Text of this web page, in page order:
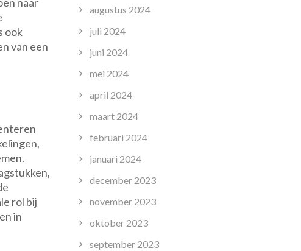
ook
van een
rol bij
in
augustus 2024
juli 2024
juni 2024
mei 2024
april 2024
maart 2024
februari 2024
januari 2024
december 2023
november 2023
oktober 2023
september 2023